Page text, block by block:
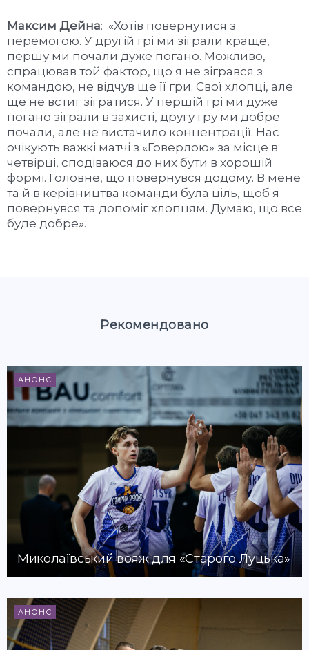
Максим Дейна: «Хотів повернутися з
перемогою. У другій грі ми зіграли краще,
першу ми почали дуже погано. Можливо,
спрацював той фактор, що я не зігрався з
командою, не відчув ще її гри. Свої хлопці, але
ще не встиг зігратися. У першій грі ми дуже
погано зіграли в захисті, другу гру ми добре
почали, але не вистачило концентрації. Нас
очікують важкі матчі з «Говерлою» за місце в
четвірці, сподіваюся до них бути в хорошій
формі. Головне, що повернувся додому. В мене
та й в керівництва команди була ціль, щоб я
повернувся та допоміг хлопцям. Думаю, що все
буде добре».
Рекомендовано
АНОНС
Миколаївський вояж для «Старого Луцька»
АНОНС